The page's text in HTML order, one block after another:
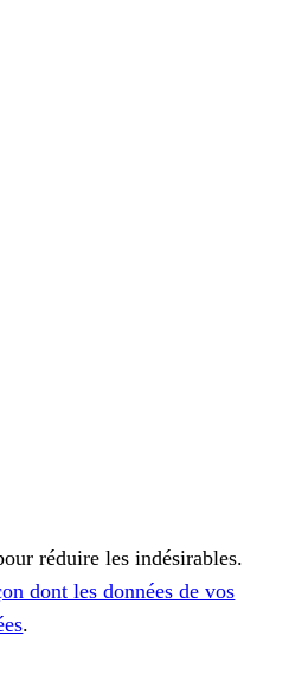
réduire les indésirables.
dont les données de vos
.